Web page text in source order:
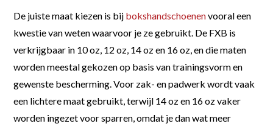
De juiste maat kiezen is bij bokshandschoenenvooral een
kwestie van weten waarvoor je ze gebruikt. De FXB is
verkrijgbaar in 10 oz, 12 oz, 14 oz en 16 oz, en die maten
worden meestal gekozen op basis van trainingsvorm en
gewenste bescherming. Voor zak- en padwerk wordt vaak
een lichtere maat gebruikt, terwijl 14 oz en 16 oz vaker
worden ingezet voor sparren, omdat je dan wat meer